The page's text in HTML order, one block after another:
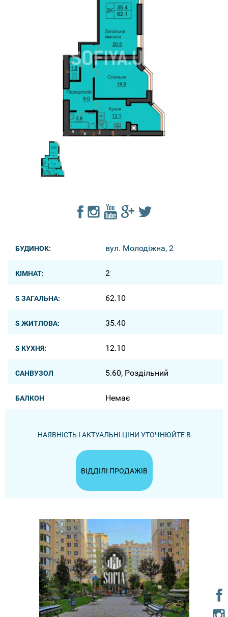
БУДИНОК: вул. Молодіжна, 2
КІМНАТ: 2
S ЗАГАЛЬНА: 62.10
S ЖИТЛОВА: 35.40
S КУХНЯ: 12.10
САНВУЗОЛ 5.60, Роздільний
БАЛКОН Немає
НАЯВНІСТЬ І АКТУАЛЬНІ ЦІНИ УТОЧНЮЙТЕ В
ВІДДІЛІ ПРОДАЖІВ